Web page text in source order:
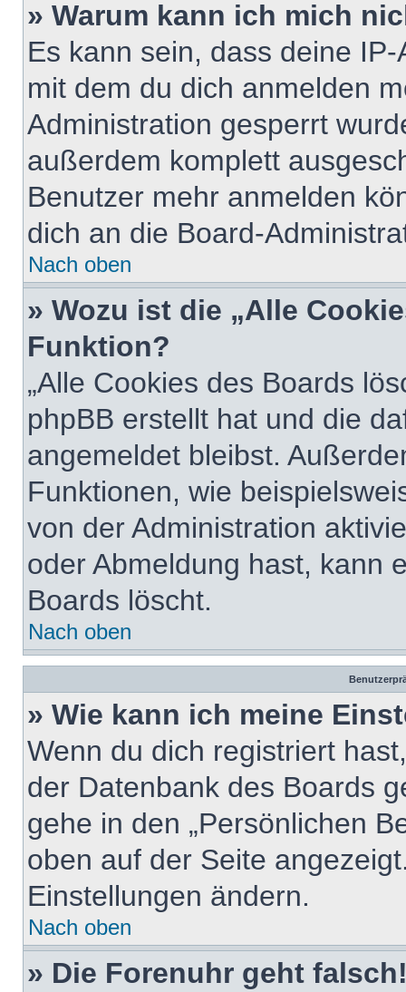
» Warum kann ich mich
Es kann sein, dass deine
mit dem du dich anmelden
Administration gesperrt
außerdem komplett
Benutzer mehr anmelden
dich an die Board-
Nach oben
» Wozu ist die „Alle
Funktion?
„Alle Cookies des Boards
phpBB erstellt hat und die
angemeldet bleibst.
Funktionen, wie
von der Administration
oder Abmeldung hast, kann
Boards löscht.
Nach oben
» Wie kann ich meine
Wenn du dich registriert
der Datenbank des Boards
gehe in den „Persönlichen
oben auf der Seite
Einstellungen ändern.
Nach oben
» Die Forenuhr geht